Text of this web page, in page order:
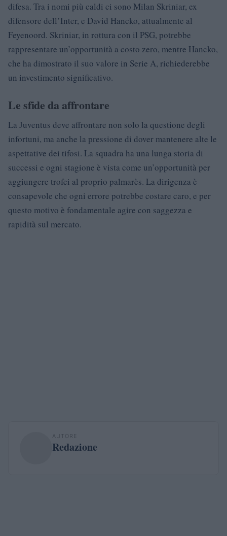
difesa. Tra i nomi più caldi ci sono Milan Skriniar, ex
difensore dell’Inter, e David Hancko, attualmente al
Feyenoord. Skriniar, in rottura con il PSG, potrebbe
rappresentare un’opportunità a costo zero, mentre Hancko,
che ha dimostrato il suo valore in Serie A, richiederebbe
un investimento significativo.
Le sfide da affrontare
La Juventus deve affrontare non solo la questione degli
infortuni, ma anche la pressione di dover mantenere alte le
aspettative dei tifosi. La squadra ha una lunga storia di
successi e ogni stagione è vista come un’opportunità per
aggiungere trofei al proprio palmarès. La dirigenza è
consapevole che ogni errore potrebbe costare caro, e per
questo motivo è fondamentale agire con saggezza e
rapidità sul mercato.
AUTORE
Redazione